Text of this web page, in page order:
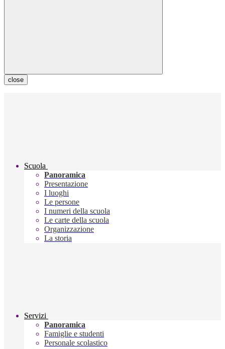
close
Scuola
Panoramica
Presentazione
I luoghi
Le persone
I numeri della scuola
Le carte della scuola
Organizzazione
La storia
Servizi
Panoramica
Famiglie e studenti
Personale scolastico